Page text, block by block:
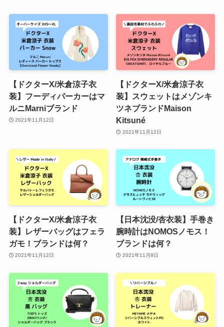
【ドクターX/米倉涼子衣
装】フーディパーカーはマ
ルニMarniブランド
2021年11月12日
【ドクターX/米倉涼子衣
装】スウェットはメゾンキ
ツネブランドMaison
Kitsuné
2021年11月12日
【ドクターX/米倉涼子衣
装】レザーバッグはフェラ
ガモ！ブランドは何？
2021年11月12日
【日本沈没/杏衣装】手巻き
腕時計はNOMOSノモス！
ブランドは何？
2021年11月8日